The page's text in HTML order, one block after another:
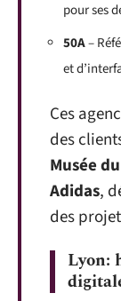
pour ses
50A–
et
Ces
des
Musée
Adidas,
des
Lyon: